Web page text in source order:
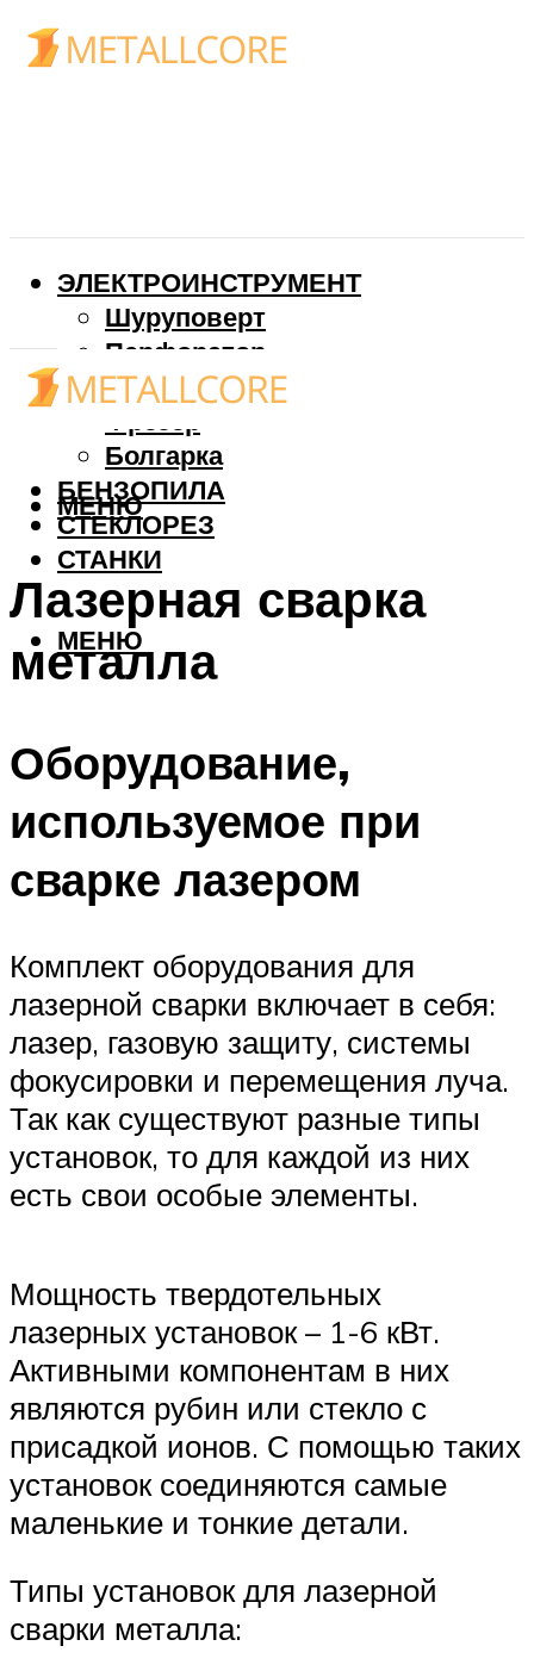
ЭЛЕКТРОИНСТРУМЕНТ
Шуруповерт
Перфоратор
Дрель
Фрезер
Болгарка
БЕНЗОПИЛА
СТЕКЛОРЕЗ
СТАНКИ
МЕНЮ
МЕНЮ
Лазерная сварка
металла
Оборудование,
используемое при
сварке лазером
Комплект оборудования для
лазерной сварки включает в себя:
лазер, газовую защиту, системы
фокусировки и перемещения луча.
Так как существуют разные типы
установок, то для каждой из них
есть свои особые элементы.
Мощность твердотельных
лазерных установок – 1-6 кВт.
Активными компонентам в них
являются рубин или стекло с
присадкой ионов. С помощью таких
установок соединяются самые
маленькие и тонкие детали.
Типы установок для лазерной
сварки металла: